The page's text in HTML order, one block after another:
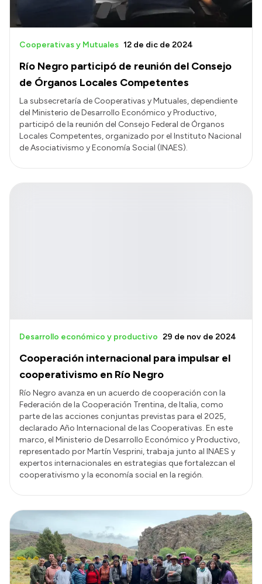
Río Negro participó de reunión del Consejo
de Órganos Locales Competentes
Cooperativas y Mutuales 12 de dic de 2024
La subsecretaría de Cooperativas y Mutuales, dependiente
del Ministerio de Desarrollo Económico y Productivo,
participó de la reunión del Consejo Federal de Órganos
Locales Competentes, organizado por el Instituto Nacional
de Asociativismo y Economía Social (INAES).
Cooperación internacional para impulsar el
cooperativismo en Río Negro
Desarrollo económico y productivo 29 de nov de 2024
Río Negro avanza en un acuerdo de cooperación con la
Federación de la Cooperación Trentina, de Italia, como
parte de las acciones conjuntas previstas para el 2025,
declarado Año Internacional de las Cooperativas. En este
marco, el Ministerio de Desarrollo Económico y Productivo,
representado por Martín Vesprini, trabaja junto al INAES y
expertos internacionales en estrategias que fortalezcan el
cooperativismo y la economía social en la región.